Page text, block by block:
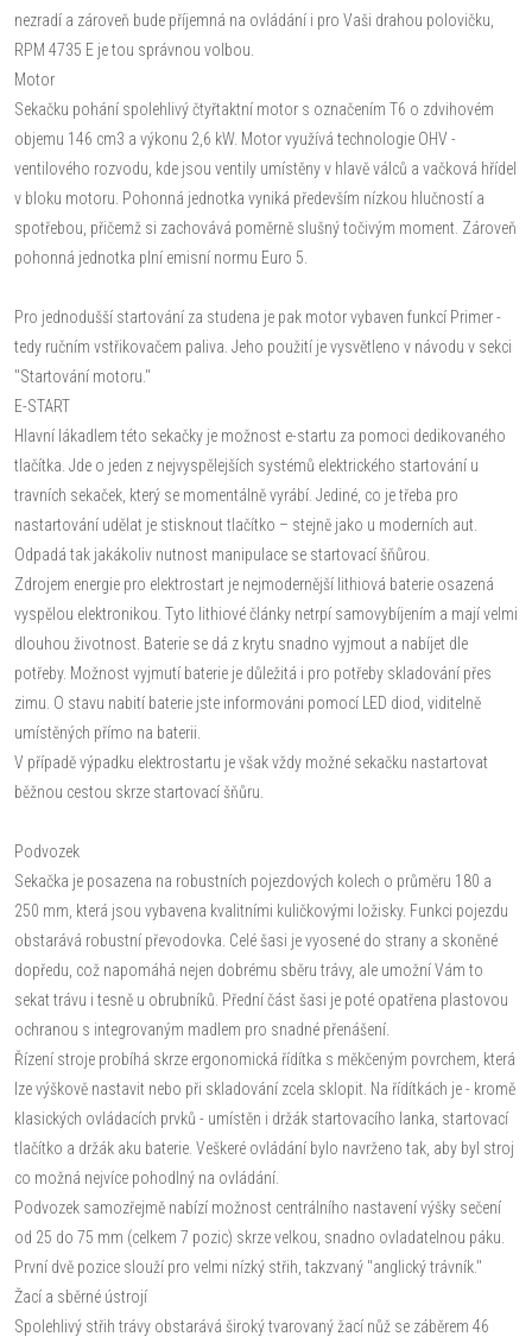
nezradí a zároveň bude příjemná na ovládání i pro Vaši drahou polovičku,
RPM 4735 E je tou správnou volbou.
Motor
Sekačku pohání spolehlivý čtyřtaktní motor s označením T6 o zdvihovém
objemu 146 cm3 a výkonu 2,6 kW. Motor využívá technologie OHV -
ventilového rozvodu, kde jsou ventily umístěny v hlavě válců a vačková hřídel
v bloku motoru. Pohonná jednotka vyniká především nízkou hlučností a
spotřebou, přičemž si zachovává poměrně slušný točivým moment. Zároveň
pohonná jednotka plní emisní normu Euro 5.
Pro jednodušší startování za studena je pak motor vybaven funkcí Primer -
tedy ručním vstřikovačem paliva. Jeho použití je vysvětleno v návodu v sekci
"Startování motoru."
E-START
Hlavní lákadlem této sekačky je možnost e-startu za pomoci dedikovaného
tlačítka. Jde o jeden z nejvyspělejších systémů elektrického startování u
travních sekaček, který se momentálně vyrábí. Jediné, co je třeba pro
nastartování udělat je stisknout tlačítko – stejně jako u moderních aut.
Odpadá tak jakákoliv nutnost manipulace se startovací šňůrou.
Zdrojem energie pro elektrostart je nejmodernější lithiová baterie osazená
vyspělou elektronikou. Tyto lithiové články netrpí samovybíjením a mají velmi
dlouhou životnost. Baterie se dá z krytu snadno vyjmout a nabíjet dle
potřeby. Možnost vyjmutí baterie je důležitá i pro potřeby skladování přes
zimu. O stavu nabití baterie jste informováni pomocí LED diod, viditelně
umístěných přímo na baterii.
V případě výpadku elektrostartu je však vždy možné sekačku nastartovat
běžnou cestou skrze startovací šňůru.
Podvozek
Sekačka je posazena na robustních pojezdových kolech o průměru 180 a
250 mm, která jsou vybavena kvalitními kuličkovými ložisky. Funkci pojezdu
obstarává robustní převodovka. Celé šasi je vyosené do strany a skoněné
dopředu, což napomáhá nejen dobrému sběru trávy, ale umožní Vám to
sekat trávu i tesně u obrubníků. Přední část šasi je poté opatřena plastovou
ochranou s integrovaným madlem pro snadné přenášení.
Řízení stroje probíhá skrze ergonomická řídítka s měkčeným povrchem, která
lze výškově nastavit nebo při skladování zcela sklopit. Na řídítkách je - kromě
klasických ovládacích prvků - umístěn i držák startovacího lanka, startovací
tlačítko a držák aku baterie. Veškeré ovládání bylo navrženo tak, aby byl stroj
co možná nejvíce pohodlný na ovládání.
Podvozek samozřejmě nabízí možnost centrálního nastavení výšky sečení
od 25 do 75 mm (celkem 7 pozic) skrze velkou, snadno ovladatelnou páku.
První dvě pozice slouží pro velmi nízký střih, takzvaný "anglický trávník."
Žací a sběrné ústrojí
Spolehlivý střih trávy obstarává široký tvarovaný žací nůž se záběrem 46